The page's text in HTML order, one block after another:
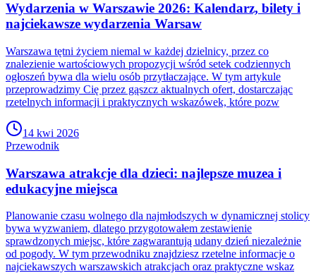
Wydarzenia w Warszawie 2026: Kalendarz, bilety i
najciekawsze wydarzenia Warsaw
Warszawa tętni życiem niemal w każdej dzielnicy, przez co
znalezienie wartościowych propozycji wśród setek codziennych
ogłoszeń bywa dla wielu osób przytłaczające. W tym artykule
przeprowadzimy Cię przez gąszcz aktualnych ofert, dostarczając
rzetelnych informacji i praktycznych wskazówek, które pozw
14 kwi 2026
Przewodnik
Warszawa atrakcje dla dzieci: najlepsze muzea i
edukacyjne miejsca
Planowanie czasu wolnego dla najmłodszych w dynamicznej stolicy
bywa wyzwaniem, dlatego przygotowałem zestawienie
sprawdzonych miejsc, które zagwarantują udany dzień niezależnie
od pogody. W tym przewodniku znajdziesz rzetelne informacje o
najciekawszych warszawskich atrakcjach oraz praktyczne wskaz